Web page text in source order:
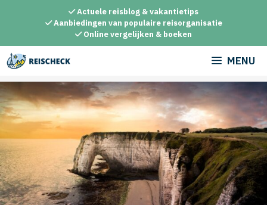
inhoud
Actuele reisblog & vakantietips
Aanbiedingen van populaire reisorganisatie
Online vergelijken & boeken
MENU